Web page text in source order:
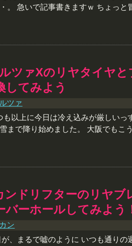
。 急いで記事書きますｗ ちょっと
ルツァXのリヤタイヤと
してみよう
ツァ
も以上に今日は冷え込みが厳しいっ
まで降り始めました。 大阪でもこ
ンドリフターのリヤブ
バーホールしてみよう
ン
、まるで嘘のように いつも通りの